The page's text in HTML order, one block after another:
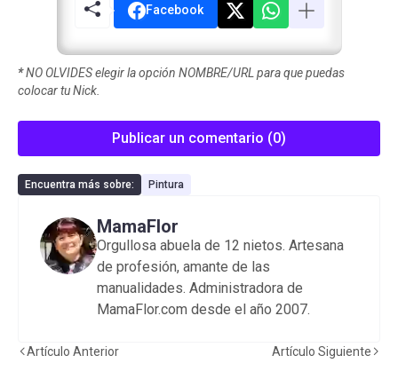
Facebook
*NO OLVIDES elegir la opción NOMBRE/URL para que puedas
colocar tu Nick.
Publicar un comentario (0)
Encuentra más sobre: Pintura
MamaFlor
Orgullosa abuela de 12 nietos. Artesana
de profesión, amante de las
manualidades. Administradora de
MamaFlor.com desde el año 2007.
Artículo Anterior Artículo Siguiente